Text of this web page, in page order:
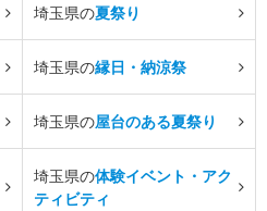
埼玉県の夏祭り
埼玉県の縁日・納涼祭
埼玉県の屋台のある夏祭り
埼玉県の体験イベント・アク
ティビティ